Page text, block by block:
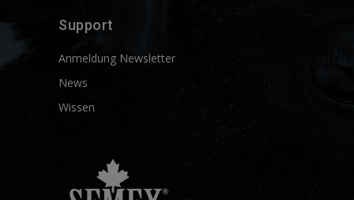
Support
Anmeldung Newsletter
News
Wissen